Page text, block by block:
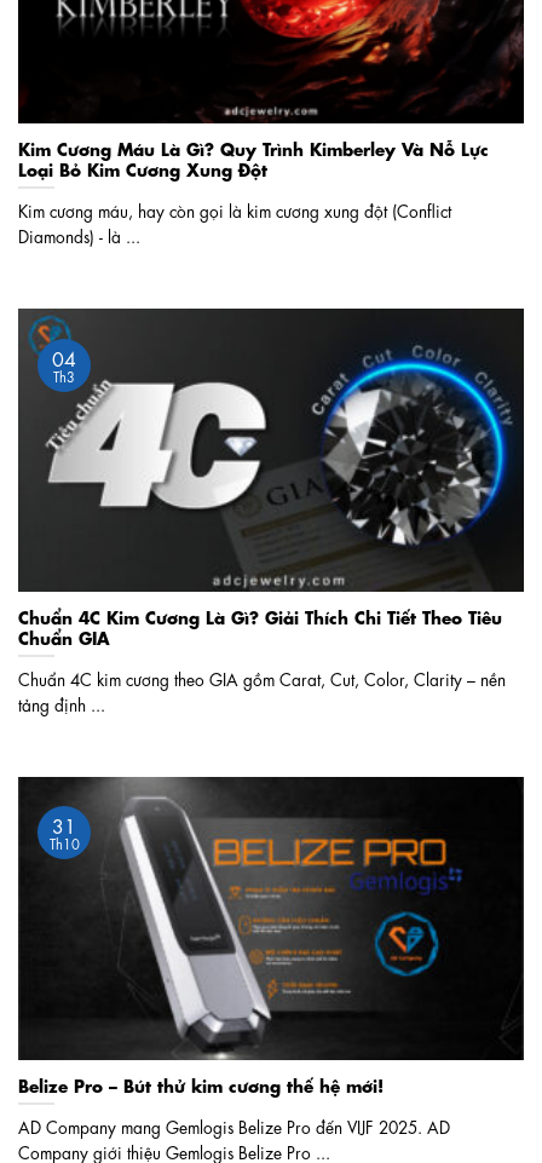
Kim Cương Máu Là Gì? Quy Trình Kimberley Và Nỗ Lực
Loại Bỏ Kim Cương Xung Đột
Kim cương máu, hay còn gọi là kim cương xung đột (Conflict
Diamonds) - là ...
Chuẩn 4C Kim Cương Là Gì? Giải Thích Chi Tiết Theo Tiêu
Chuẩn GIA
Chuẩn 4C kim cương theo GIA gồm Carat, Cut, Color, Clarity – nền
tảng định ...
04
Th3
Belize Pro – Bút thử kim cương thế hệ mới!
AD Company mang Gemlogis Belize Pro đến VIJF 2025. AD
Company giới thiệu Gemlogis Belize Pro ...
31
Th10